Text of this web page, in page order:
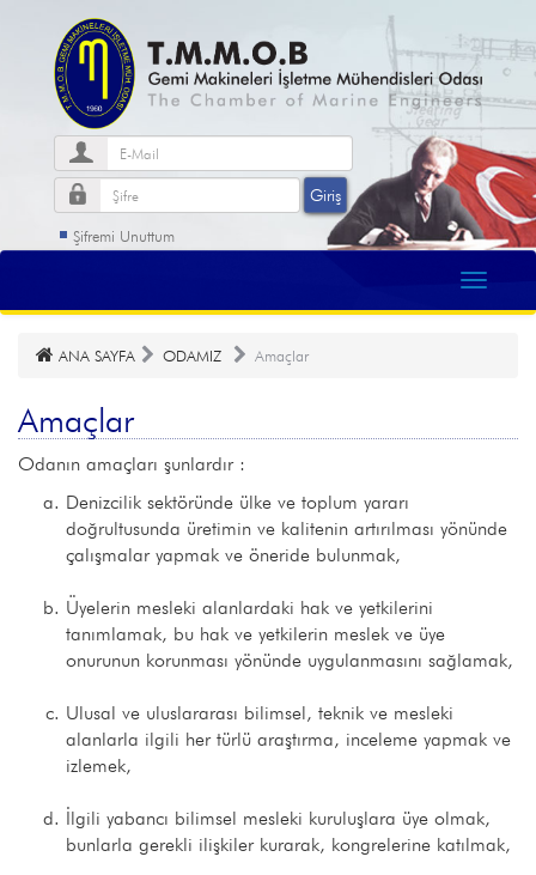
Şifremi Unuttum
ANA SAYFA ODAMIZ Amaçlar
Amaçlar
Odanın amaçları şunlardır :
Denizcilik sektöründe ülke ve toplum yararı
doğrultusunda üretimin ve kalitenin artırılması yönünde
çalışmalar yapmak ve öneride bulunmak,
Üyelerin mesleki alanlardaki hak ve yetkilerini
tanımlamak, bu hak ve yetkilerin meslek ve üye
onurunun korunması yönünde uygulanmasını sağlamak,
Ulusal ve uluslararası bilimsel, teknik ve mesleki
alanlarla ilgili her türlü araştırma, inceleme yapmak ve
izlemek,
İlgili yabancı bilimsel mesleki kuruluşlara üye olmak,
bunlarla gerekli ilişkiler kurarak, kongrelerine katılmak,